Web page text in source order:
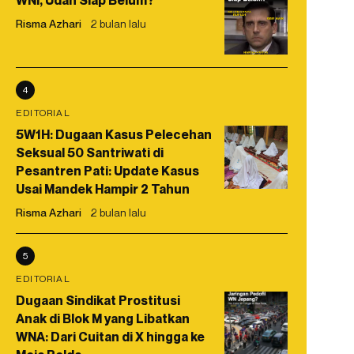
Risma Azhari 2 bulan lalu
4
EDITORIAL
5W1H: Dugaan Kasus Pelecehan
Seksual 50 Santriwati di
Pesantren Pati: Update Kasus
Usai Mandek Hampir 2 Tahun
Risma Azhari 2 bulan lalu
5
EDITORIAL
Dugaan Sindikat Prostitusi
Anak di Blok M yang Libatkan
WNA: Dari Cuitan di X hingga ke